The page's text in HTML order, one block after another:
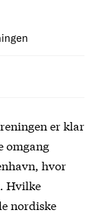
er klar
omgang
hvor
Hvilke
nordiske